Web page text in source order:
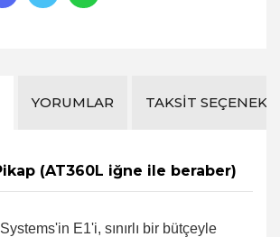
YORUMLAR TAKSIT
(AT360L iğne ile beraber)
E1'i, sınırlı bir bütçeyle